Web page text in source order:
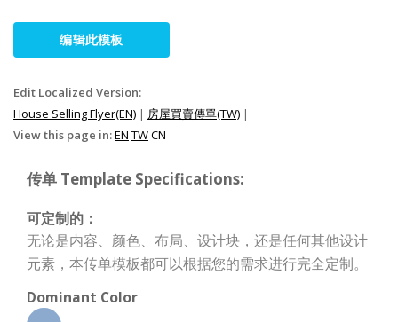
编辑此模板
Edit Localized Version:
House Selling Flyer(EN) | 房屋買賣傳單(TW) |
View this page in:EN TWCN
传单 Template Specifications:
可定制的：
无论是内容、颜色、布局、设计块，还是任何其他设计
元素，本传单模板都可以根据您的需求进行完全定制。
Dominant Color